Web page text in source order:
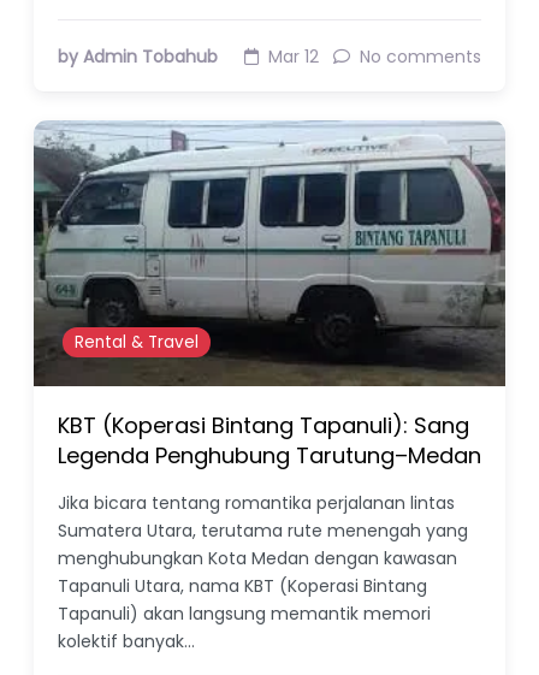
by Admin Tobahub Mar 12 No comments
Rental & Travel
KBT (Koperasi Bintang Tapanuli): Sang
Legenda Penghubung Tarutung–Medan
Jika bicara tentang romantika perjalanan lintas
Sumatera Utara, terutama rute menengah yang
menghubungkan Kota Medan dengan kawasan
Tapanuli Utara, nama KBT (Koperasi Bintang
Tapanuli) akan langsung memantik memori
kolektif banyak…